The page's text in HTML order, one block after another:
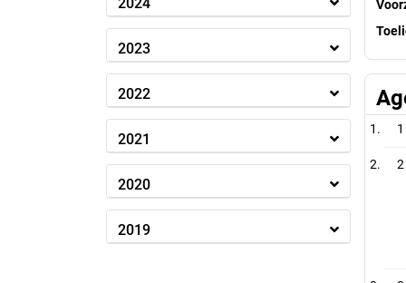
2023
2022
2021
2020
2019
1
2